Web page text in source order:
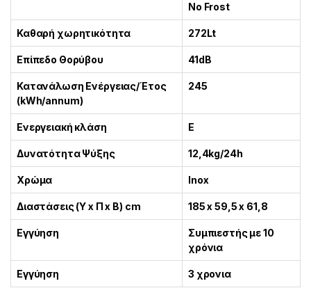
No Frost
Καθαρή χωρητικότητα 272Lt
Επίπεδο Θορύβου 41dB
Κατανάλωση Ενέργειας/Έτος
(kWh/annum)
245
Ενεργειακή κλάση E
Δυνατότητα Ψύξης 12,4kg/24h
Χρώμα Inox
Διαστάσεις (Υ x Π x Β) cm 185 x 59,5 x 61,8
Εγγύηση
Συμπιεστής με 10
χρόνια
Εγγύηση 3 χρονια